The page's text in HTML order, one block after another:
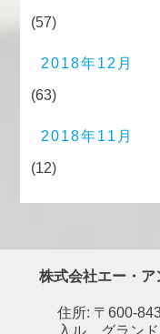
(57)
2018年12月
(63)
2018年11月
(12)
株式会社エー・ア
住所: 〒600-